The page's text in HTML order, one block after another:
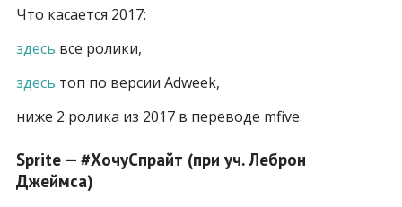
Что касается 2017:
здесь все ролики,
здесь топ по версии Adweek,
ниже 2 ролика из 2017 в переводе mfive.
Sprite — #ХочуСпрайт (при уч. Леброн
Джеймса)